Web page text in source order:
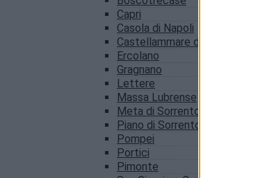
Capri
Casola di Napoli
Castellammare di Stabia
Ercolano
Gragnano
Lettere
Massa Lubrense
Meta di Sorrento
Piano di Sorrento
Pompei
Portici
Pimonte